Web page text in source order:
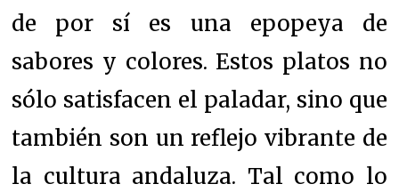
de por sí es una epopeya de
sabores y colores. Estos platos no
sólo satisfacen el paladar, sino que
también son un reflejo vibrante de
la cultura andaluza. Tal como lo